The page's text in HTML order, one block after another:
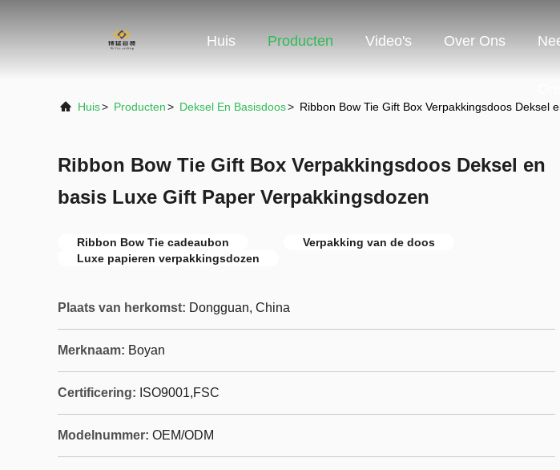
Huis Producten Video's Over Ons
Huis> Producten> Deksel En Basisdoos> Ribbon Bow Tie Gift Box Verpakkingsdoos Deksel
Ribbon Bow Tie Gift Box Verpakkingsdoos Deksel en
basis Luxe Gift Paper Verpakkingsdozen
Ribbon Bow Tie cadeaubon
Verpakking van de doos
Luxe papieren verpakkingsdozen
Plaats van herkomst: Dongguan, China
Merknaam: Boyan
Certificering: ISO9001,‌FSC
Modelnummer: OEM/ODM